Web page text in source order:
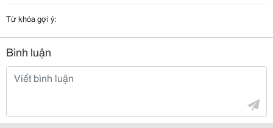
Từ khóa gợi ý:
Bình luận